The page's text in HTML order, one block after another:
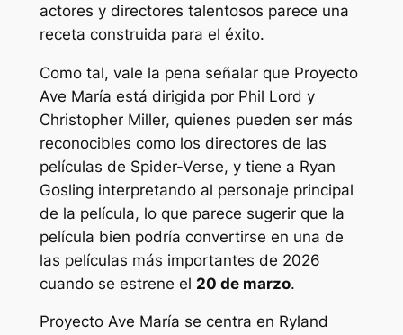
actores y directores talentosos parece una
receta construida para el éxito.
Como tal, vale la pena señalar que Proyecto
Ave María está dirigida por Phil Lord y
Christopher Miller, quienes pueden ser más
reconocibles como los directores de las
películas de Spider-Verse, y tiene a Ryan
Gosling interpretando al personaje principal
de la película, lo que parece sugerir que la
película bien podría convertirse en una de
las películas más importantes de 2026
cuando se estrene el 20 de marzo.
Proyecto Ave María se centra en Ryland